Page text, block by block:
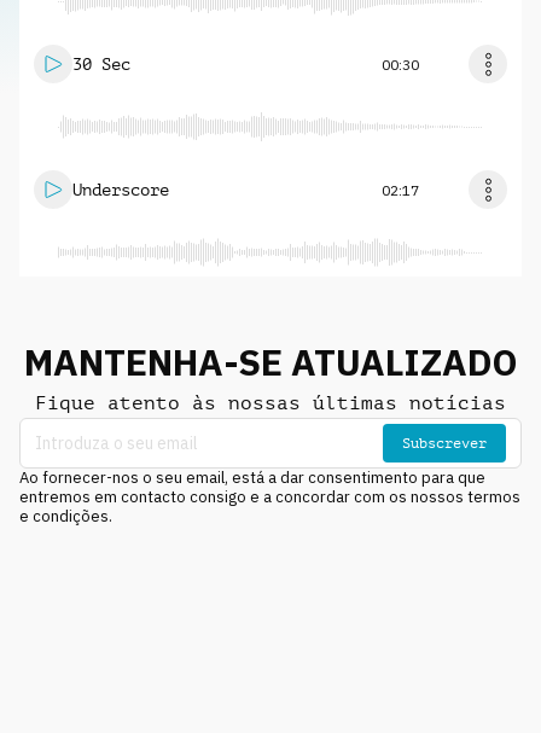
30 Sec 00:30
Underscore 02:17
MANTENHA-SE ATUALIZADO
Fique atento às nossas últimas notícias
Subscrever
Ao fornecer-nos o seu email, está a dar consentimento para que
entremos em contacto consigo e a concordar com os nossos termos
e condições.